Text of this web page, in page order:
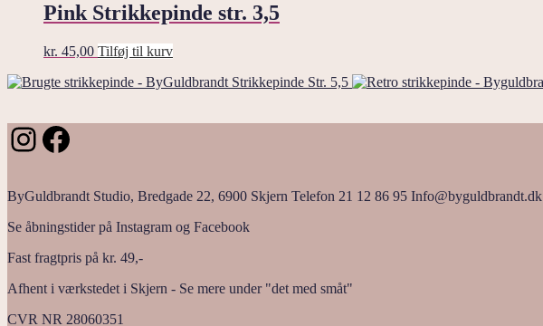
Pink Strikkepinde str. 3,5
kr. 45,00 Tilføj til kurv
Strikkepinde Str. 5,5
Instagram
Facebook
ByGuldbrandt Studio, Bredgade 22, 6900 Skjern Telefon 21 12 86 95 Info@byguldbrandt.dk
Se åbningstider på Instagram og Facebook
Fast fragtpris på kr. 49,-
Afhent i værkstedet i Skjern - Se mere under "det med småt"
CVR NR 28060351